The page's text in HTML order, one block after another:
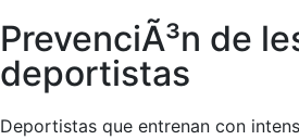
PrevenciÃ³n de
deportistas
Deportistas que entrenan con